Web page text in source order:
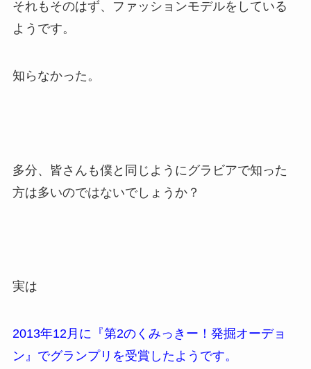
それもそのはず、ファッションモデルをしている
ようです。
知らなかった。
多分、皆さんも僕と同じようにグラビアで知った
方は多いのではないでしょうか？
実は
2013年12月に『第2のくみっきー！発掘オーデョ
ン』でグランプリを受賞したようです。